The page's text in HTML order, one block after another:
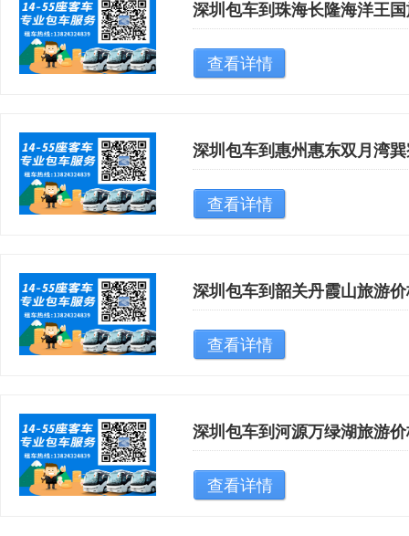
深圳包车到珠海长隆海洋王
查看详情
深圳包车到惠州惠东双月湾
查看详情
深圳包车到韶关丹霞山旅游
查看详情
深圳包车到河源万绿湖旅游
查看详情